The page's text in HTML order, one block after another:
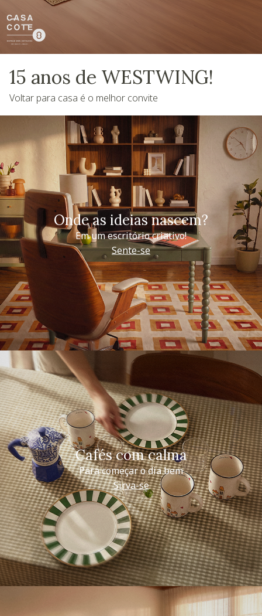
15 anos de WESTWING!
Voltar para casa é o melhor convite
Onde as ideias nascem?
Em um escritório criativo!
Sente-se
Cafés com calma
Para começar o dia bem
Sirva-se